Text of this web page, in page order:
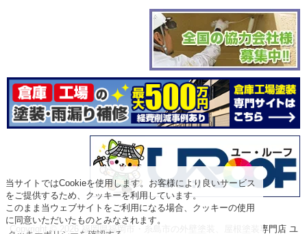
当サイトではCookieを使用します。お客様により良いサービス
をご提供するため、クッキーを利用しています。
このまま当ウェブサイトをご利用になる場合、クッキーの使用
に同意いただいたものとみなされます。
Copyright © 2026 福岡県福岡市・糸島市の外壁塗装、屋根塗装専門店 ユ